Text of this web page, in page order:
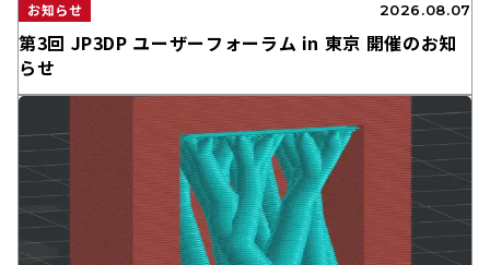
お知らせ 2026.08.07
第3回 JP3DP ユーザーフォーラム in 東京 開催のお知
らせ